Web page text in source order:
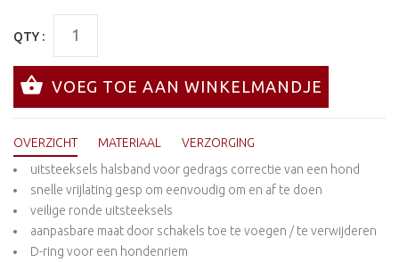
QTY :
OVERZICHT MATERIAAL
VERZORGING
uitsteeksels halsband voor gedrags correctie van een hond
snelle vrijlating gesp om eenvoudig om en af te doen
veilige ronde uitsteeksels
aanpasbare maat door schakels toe te voegen / te verwijderen
D-ring voor een hondenriem